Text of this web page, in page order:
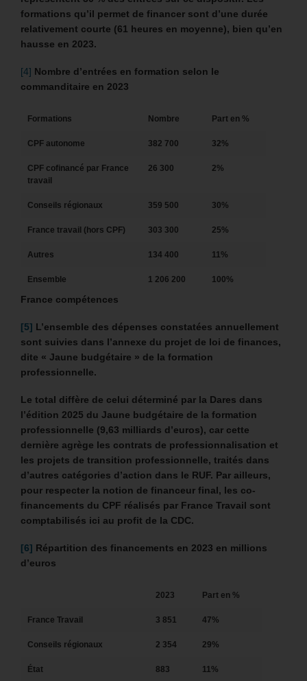
formations qu’il permet de financer sont d’une durée
relativement courte (61 heures en moyenne), bien qu’en
hausse en 2023.
[4] Nombre d’entrées en formation selon le
commanditaire en 2023
Formations Nombre Part en %
CPF autonome 382 700 32%
CPF cofinancé par France
travail
26 300 2%
Conseils régionaux 359 500 30%
France travail (hors CPF) 303 300 25%
Autres 134 400 11%
Ensemble 1 206 200 100%
France compétences
[5] L’ensemble des dépenses constatées annuellement
sont suivies dans l’annexe du projet de loi de finances,
dite « Jaune budgétaire » de la formation
professionnelle.
Le total diffère de celui déterminé par la Dares dans
l’édition 2025 du Jaune budgétaire de la formation
professionnelle (9,63 milliards d’euros), car cette
dernière agrège les contrats de professionnalisation et
les projets de transition professionnelle, traités dans
d’autres catégories d’action dans le RUF. Par ailleurs,
pour respecter la notion de financeur final, les co-
financements du CPF réalisés par France Travail sont
comptabilisés ici au profit de la CDC.
[6] Répartition des financements en 2023 en millions
d’euros
2023 Part en %
France Travail 3 851 47%
Conseils régionaux 2 354 29%
État 883 11%